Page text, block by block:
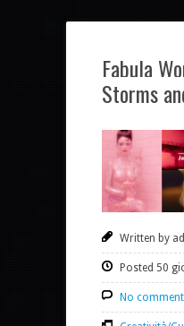
Fabula
Storms
Written by
Posted 50
No